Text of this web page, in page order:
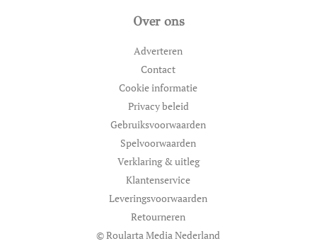
Over ons
Adverteren
Contact
Cookie informatie
Privacy beleid
Gebruiksvoorwaarden
Spelvoorwaarden
Verklaring & uitleg
Klantenservice
Leveringsvoorwaarden
Retourneren
© Roularta Media Nederland